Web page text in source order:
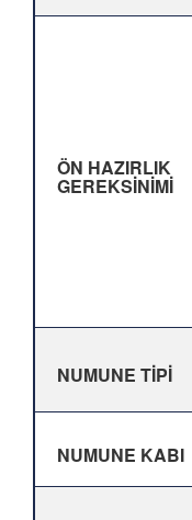
ÖN HAZIRLIK
GEREKSİNİMİ
NUMUNE TİPİ
NUMUNE KABI